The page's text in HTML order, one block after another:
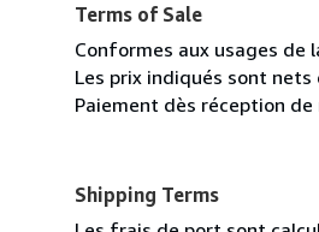
Terms of Sale
Conformes aux usages de
Les prix indiqués sont
Paiement dès réception
Shipping Terms